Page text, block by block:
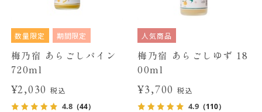
数量限定 期間限定
梅乃宿 あらごしパイン
720ml
¥2,030税込
4.8（44）
人気商品
梅乃宿 あらごしゆず 18
00ml
¥3,700 税込
4.9 （110）